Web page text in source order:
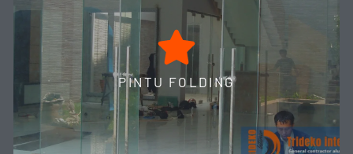
PINTU FOLDING
Trideko Interior menyajikan Partisi Pintu Lipat Kaca
Frameless Premium menggunakan kaca 12 mm terkuat.
Dapatkan solusi ruang elegan dan fungsional terbaik
sekarang!
MORE DETAILS